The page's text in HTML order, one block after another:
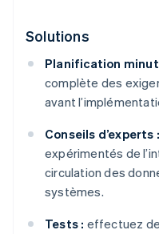
Solutions
Planification
complète des
avant
Conseils d’experts :
expérimentés de
circulation des
systèmes.
Tests : effectuez